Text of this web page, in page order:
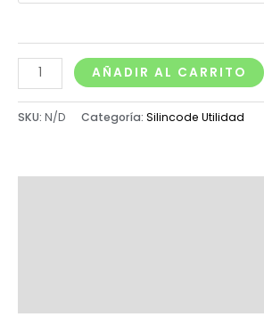
AÑADIR AL CARRITO
SKU: N/D Categoría: Silincode Utilidad